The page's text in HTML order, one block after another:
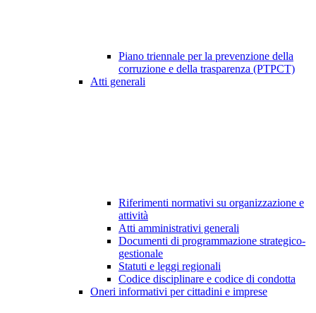
Piano triennale per la prevenzione della
corruzione e della trasparenza (PTPCT)
Atti generali
Riferimenti normativi su organizzazione e
attività
Atti amministrativi generali
Documenti di programmazione strategico-
gestionale
Statuti e leggi regionali
Codice disciplinare e codice di condotta
Oneri informativi per cittadini e imprese